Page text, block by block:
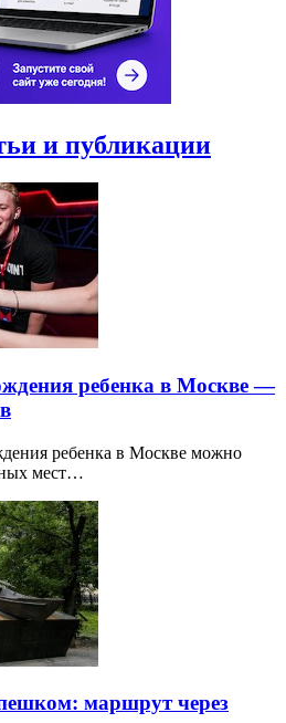
и публикации
ребенка в Москве —
ребенка в Москве можно
мест…
маршрут через